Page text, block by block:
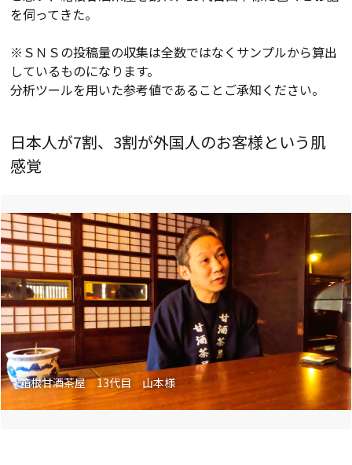
を伺ってきた。
※ＳＮＳの投稿量の収集は全数ではなくサンプルから算出
しているものになります。
分析ツールを用いた参考値であることご承知ください。
日本人が7割、3割が外国人のお客様という肌
感覚
箱根甘酒茶屋 13代目 山本様